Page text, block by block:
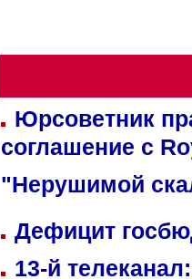
Юрсоветник
соглашение с
"Нерушимой
Дефицит
13-й